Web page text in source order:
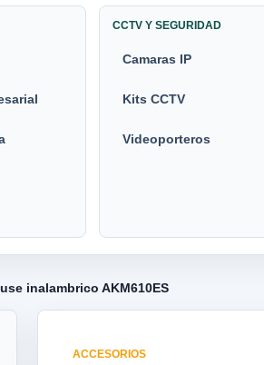
CCTV Y SEGURIDAD
Camaras IP
Kits CCTV
Videoporteros
inalambrico AKM610ES
ACCESORIOS